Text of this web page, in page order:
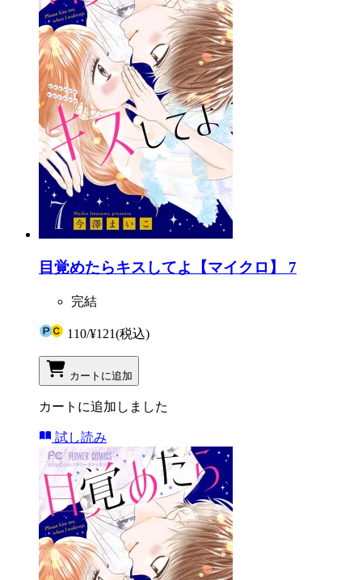
目覚めたらキスしてよ【マイクロ】 7
完結
110/¥121(税込)
カートに追加
カートに追加しました
試し読み